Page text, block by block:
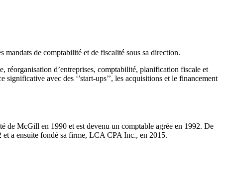
de comptabilité et de fiscalité sous sa direction.
réorganisation d’entreprises, comptabilité, planification fiscale et
avec des ‘’start-ups’’, les acquisitions et le financement
de McGill en 1990 et est devenu un comptable agrée en 1992. De
a ensuite fondé sa firme, LCA CPA Inc., en 2015.